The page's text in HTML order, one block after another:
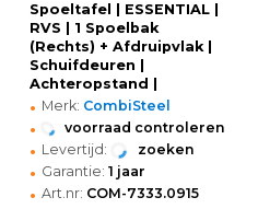
Spoeltafel | ESSENTIAL |
RVS | 1 Spoelbak
(Rechts) + Afdruipvlak |
Schuifdeuren |
Achteropstand |
Voorgemonteerd |
1400x700x850(h)mm
• Merk: CombiSteel
• voorraad controleren
• Levertijd: zoeken
• Garantie: 1 jaar
• Art.nr: COM-7333.0915